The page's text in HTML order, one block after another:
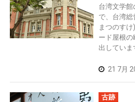
台湾文学
で、台湾
まつのす
ード屋根
出していま
21 7月
古跡